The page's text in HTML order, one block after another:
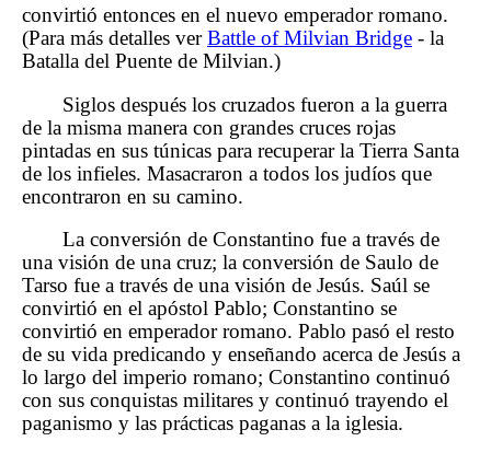
convirtió entonces en el nuevo emperador romano.
(Para más detalles verBattle of Milvian Bridge - la
Batalla del Puente de Milvian.)
Siglos después los cruzados fueron a la guerra
de la misma manera con grandes cruces rojas
pintadas en sus túnicas para recuperar la Tierra Santa
de los infieles. Masacraron a todos los judíos que
encontraron en su camino.
La conversión de Constantino fue a través de
una visión de una cruz; la conversión de Saulo de
Tarso fue a través de una visión de Jesús. Saúl se
convirtió en el apóstol Pablo; Constantino se
convirtió en emperador romano. Pablo pasó el resto
de su vida predicando y enseñando acerca de Jesús a
lo largo del imperio romano; Constantino continuó
con sus conquistas militares y continuó trayendo el
paganismo y las prácticas paganas a la iglesia.